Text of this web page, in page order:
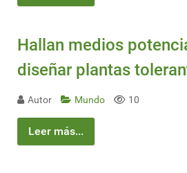
Hallan medios
diseñar plantas
Autor Mundo 10
Leer más...